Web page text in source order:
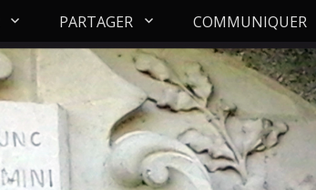
PARTAGER COMMUNIQUER